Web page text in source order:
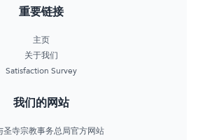
重要链接
主页
关于我们
Satisfaction Survey
我们的网站
圣寺宗教事务总局官方网站